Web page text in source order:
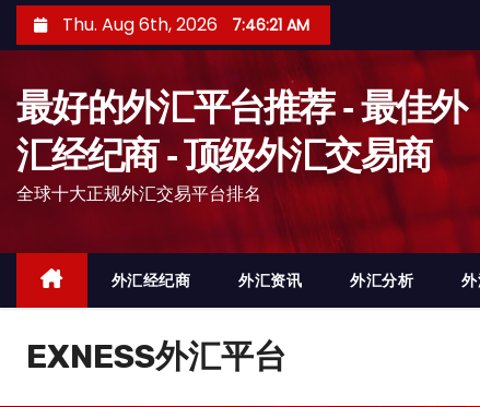
k
n
Thu. Aug 6th, 2026 7:46:23 AM
最好的外汇平台推荐 - 最佳外
汇经纪商 - 顶级外汇交易商
全球十大正规外汇交易平台排名
外汇经纪商 外汇资讯 外汇分析
EXNESS外汇平台